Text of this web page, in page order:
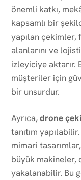
önemli katkı,
kapsamlı bir
yapılan çekimler,
alanlarını ve
izleyiciye aktarır.
müşteriler için
bir unsurdur.
Ayrıca,drone
tanıtım
mimari
büyük makineler,
yakalanabilir. Bu